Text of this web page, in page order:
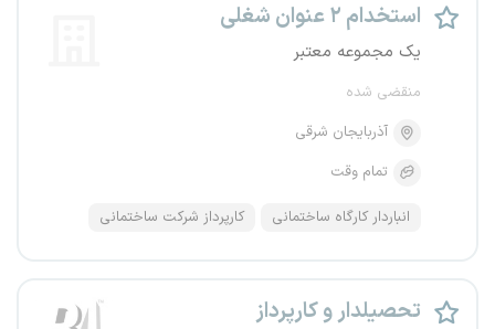
استخدام ۲ عنوان شغلی
یک مجموعه معتبر
منقضی شده
آذربایجان شرقی
تمام وقت
انباردار کارگاه ساختمانی کارپرداز شرکت ساختمانی
تحصیلدار و کارپرداز